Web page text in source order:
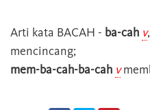
Arti kata BACAH - ba-cah v,
mencincang;
mem-ba-cah-ba-cah v